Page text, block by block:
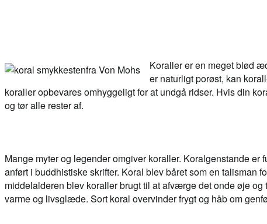
Koraller er en meget blød
er naturligt porøst, kan
koraller opbevares omhyggeligt for at undgå ridser. Hvis din
og tør alle rester af.
Mange myter og legender omgiver koraller. Koralgenstande
anført i buddhistiske skrifter. Koral blev båret som en talisman
middelalderen blev koraller brugt til at afværge det onde øje
varme og livsglæde. Sort koral overvinder frygt og håb om